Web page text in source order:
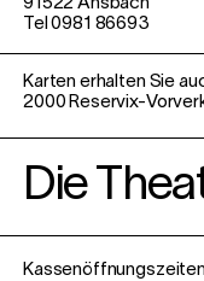
91522 Ansbach
Tel 0981 86693
Karten erhalten Sie
2000 Reservix-
Die
Kassenöffnungszeiten